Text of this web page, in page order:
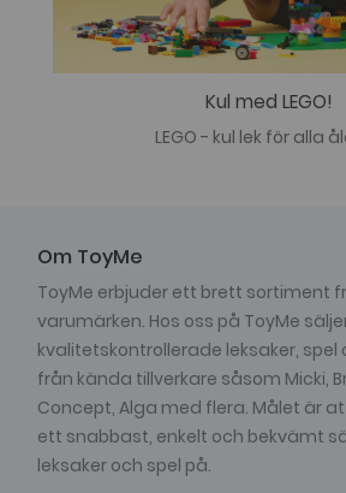
Kul med LEGO!
LEGO - kul lek för alla
Om ToyMe
ToyMe erbjuder ett brett sortiment
varumärken. Hos oss på ToyMe
kvalitetskontrollerade leksaker,
från kända tillverkare såsom Micki,
Concept, Alga med flera. Målet är
ett snabbast, enkelt och bekvämt
leksaker och spel på.